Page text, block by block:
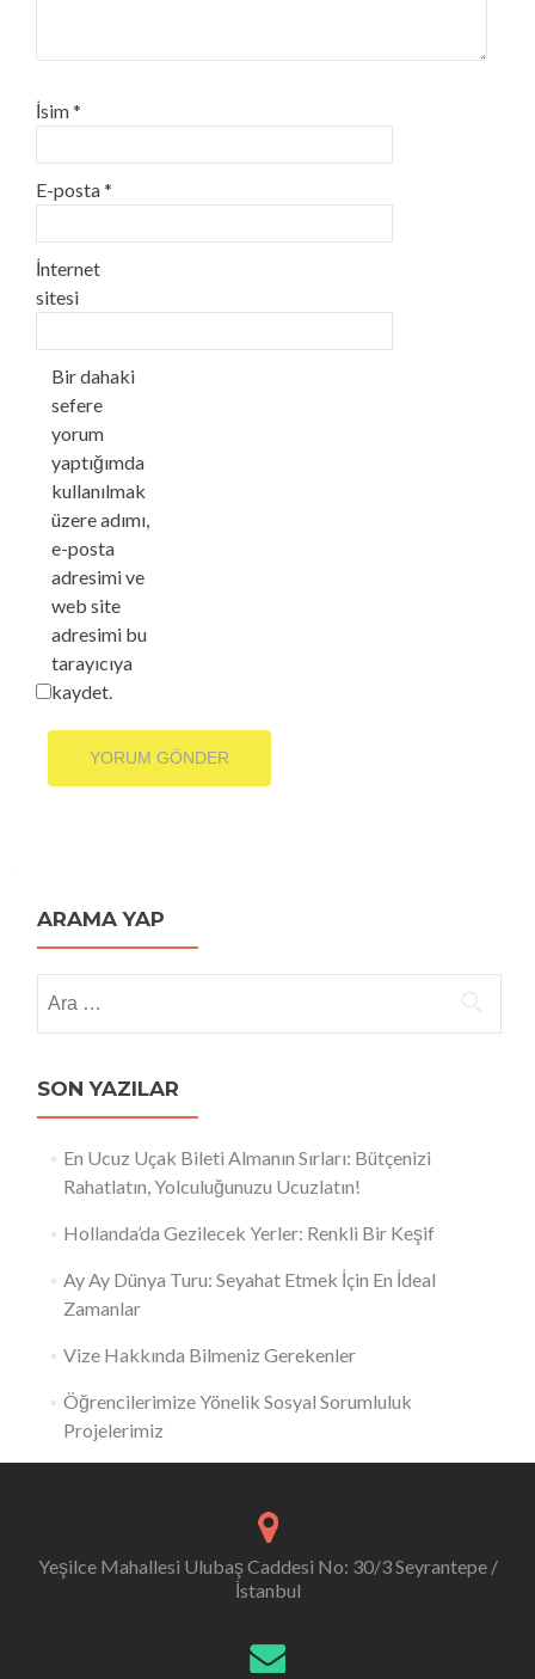
İsim*
E-posta*
İnternet
sitesi
Bir dahaki
sefere
yorum
yaptığımda
kullanılmak
üzere adımı,
e-posta
adresimi ve
web site
adresimi bu
tarayıcıya
kaydet.
ARAMA YAP
SON YAZILAR
En Ucuz Uçak Bileti Almanın Sırları: Bütçenizi
Rahatlatın, Yolculuğunuzu Ucuzlatın!
Hollanda’da Gezilecek Yerler: Renkli Bir Keşif
Ay Ay Dünya Turu: Seyahat Etmek İçin En İdeal
Zamanlar
Vize Hakkında Bilmeniz Gerekenler
Öğrencilerimize Yönelik Sosyal Sorumluluk
Projelerimiz
Yeşilce Mahallesi Ulubaş Caddesi No: 30/3 Seyrantepe /
İstanbul